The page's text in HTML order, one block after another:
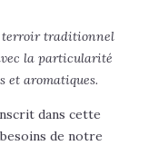
terroir traditionnel
la particularité
et aromatiques.
dans cette
de notre